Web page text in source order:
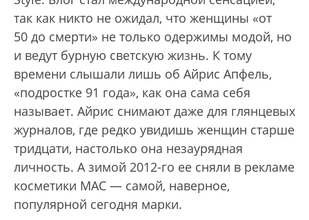
так как никто не ожидал, что женщины «от
50 до смерти» не только одержимы модой, но
и ведут бурную светскую жизнь. К тому
времени слышали лишь об Айрис Апфель,
«подростке 91 года», как она сама себя
называет. Айрис снимают даже для глянцевых
журналов, где редко увидишь женщин старше
тридцати, настолько она незаурядная
личность. А зимой 2012-го ее сняли в рекламе
косметики MAC — самой, наверное,
популярной сегодня марки.